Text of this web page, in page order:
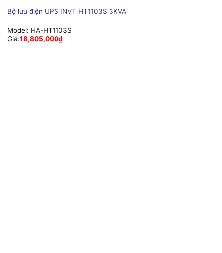
Bộ lưu điện UPS INVT HT1103S 3KVA
Model: HA-HT1103S
Giá:18,805,000₫